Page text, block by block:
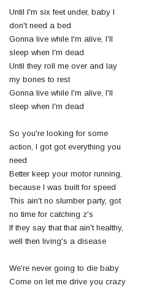
Until I'm six feet under, baby I
don't need a bed
Gonna live while I'm alive, I'll
sleep when I'm dead
Until they roll me over and lay
my bones to rest
Gonna live while I'm alive, I'll
sleep when I'm dead
So you're looking for some
action, I got got everything you
need
Better keep your motor running,
because I was built for speed
This ain't no slumber party, got
no time for catching z's
If they say that that ain't healthy,
well then living's a disease
We're never going to die baby
Come on let me drive you crazy